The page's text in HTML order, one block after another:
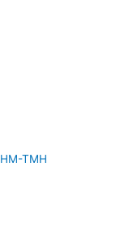
TMH